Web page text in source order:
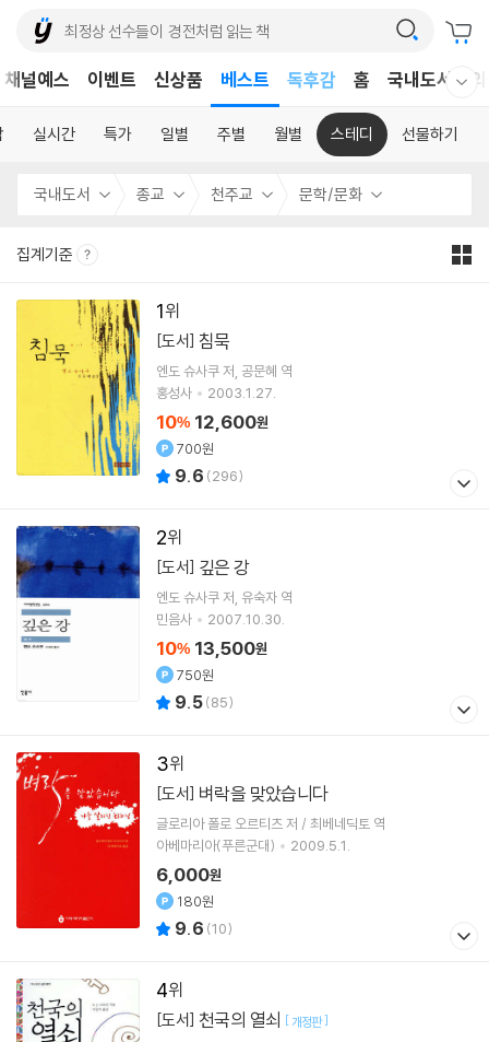
채널예스 이벤트 신상품 베스트
독후감
홈 국내도서
실시간 특가 일별 주별 월별 스테디 선물하기
국내도서 종교 천주교 문학/문화
집계기준
1
[도서] 침묵
엔도 슈사쿠저 공문혜 역
홍성사
2003.1.27.
10% 12,600원
700원
9.6 (296)
2
[도서] 깊은 강
엔도 슈사쿠저 유숙자 역
민음사
2007.10.30.
10% 13,500원
750원
9.5(85)
3
[도서] 벼락을 맞았습니다
글로리아 폴로 오르티츠 저 / 최베네딕토 역
아베마리아(푸른군대)
2009.5.1.
6,000원
180원
9.6 (10)
4
[도서] 천국의 열쇠 [개정판]